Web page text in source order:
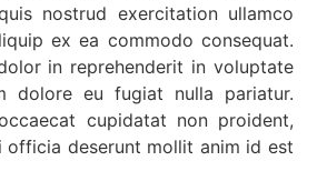
nostrud exercitation ullamco
ex ea commodo consequat.
in reprehenderit in voluptate
dolore eu fugiat nulla pariatur.
cupidatat non proident,
officia deserunt mollit anim id est